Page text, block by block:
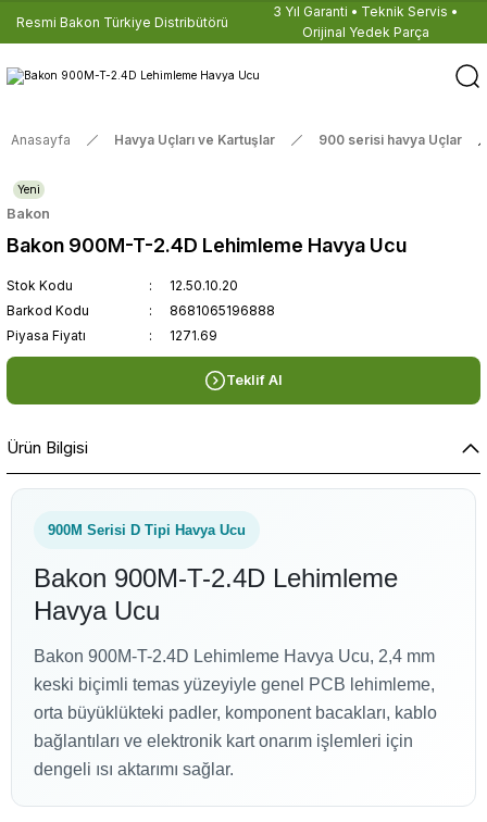
Resmi Bakon Türkiye Distribütörü
3 Yıl Garanti • Teknik Servis •
Orijinal Yedek Parça
Anasayfa Havya Uçları ve Kartuşlar 900 serisi havya Uçlar
Yeni
Bakon
Bakon 900M-T-2.4D Lehimleme Havya Ucu
Stok Kodu
12.50.10.20
Barkod Kodu
8681065196888
Piyasa Fiyatı
1271.69
Teklif Al
Ürün Bilgisi
900M Serisi D Tipi Havya Ucu
Bakon 900M-T-2.4D Lehimleme
Havya Ucu
Bakon 900M-T-2.4D Lehimleme Havya Ucu, 2,4 mm
keski biçimli temas yüzeyiyle genel PCB lehimleme,
orta büyüklükteki padler, komponent bacakları, kablo
bağlantıları ve elektronik kart onarım işlemleri için
dengeli ısı aktarımı sağlar.